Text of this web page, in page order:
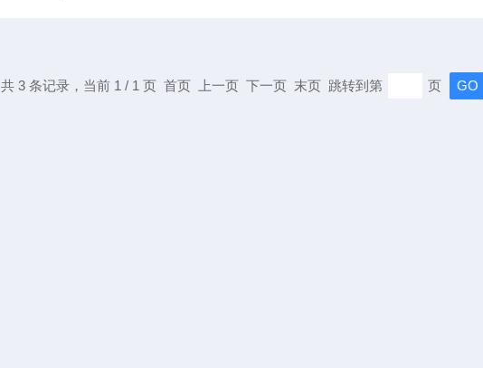
共 3 条记录，当前 1 / 1 页 首页 上一页 下一页 末页 跳转到第 页